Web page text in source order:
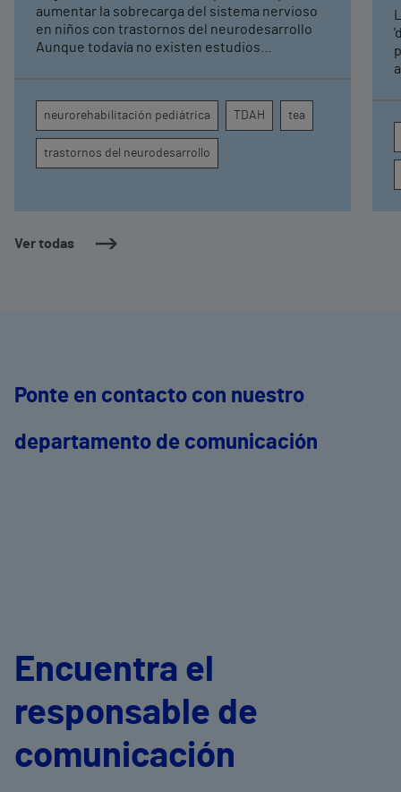
Ver todas
neurorrehabilitación
pediátrica de Vithas
aumentar la sobrecarga del sistema nervioso
en niños con trastornos del neurodesarrollo
Aunque todavía no existen estudios
atención, la regulación emocional y la
conducta
neurorehabilitación pediátrica TDAH tea
trastornos del neurodesarrollo
Ponte en contacto con nuestro
departamento de comunicación
Encuentra el
responsable de
comunicación